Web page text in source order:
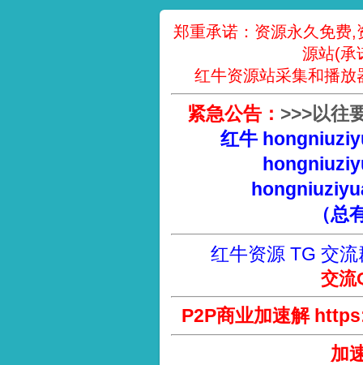
郑重承诺：资源永久免费
源站(承
红牛资源站采集和播放
紧急公告： >>>以往
红牛
（总
红牛资源 TG 交流
交流
P2P商业加速解
加